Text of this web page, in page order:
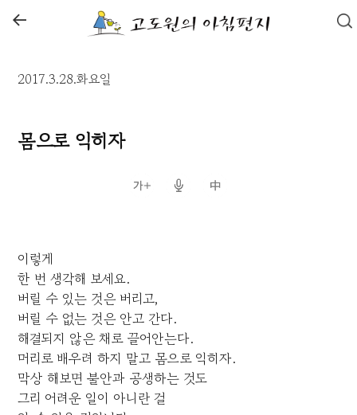
←
2017.3.28.화요일
몸으로 익히자
이렇게
한 번 생각해 보세요.
버릴 수 있는 것은 버리고,
버릴 수 없는 것은 안고 간다.
해결되지 않은 채로 끌어안는다.
머리로 배우려 하지 말고 몸으로 익히자.
막상 해보면 불안과 공생하는 것도
그리 어려운 일이 아니란 걸